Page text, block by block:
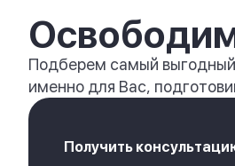
Подберем самый
именно для Вас,
Получить